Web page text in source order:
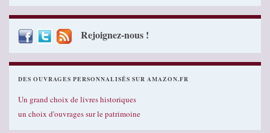
Rejoignez-nous !
DES OUVRAGES PERSONNALISÉS SUR AMAZON.FR
Un grand choix de livres historiques
un choix d'ouvrages sur le patrimoine